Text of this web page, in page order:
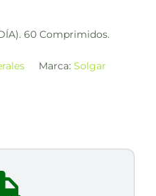
60 Comprimidos.
Marca: Solgar